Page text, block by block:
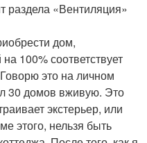
раздела «Вентиляция»
дом,
100% соответствует
это на личном
30 домов вживую. Это
экстерьер, или
этого, нельзя быть